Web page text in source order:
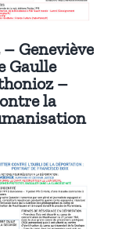
Geneviève
Gaulle
–
la